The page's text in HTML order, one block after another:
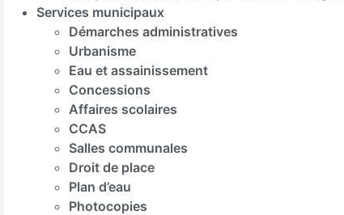
Services municipaux
Démarches administratives
Urbanisme
Eau et assainissement
Concessions
Affaires scolaires
CCAS
Salles communales
Droit de place
Plan d’eau
Photocopies